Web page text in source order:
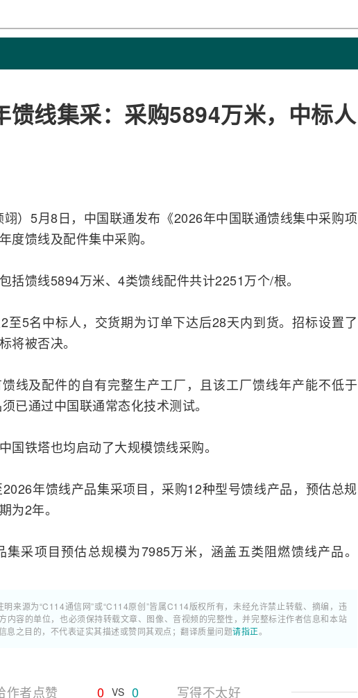
馈线集采：采购5894万米，中标人
）5月8日， 中国联通发布《2026年中国联通馈线集中采购项
度馈线及配件集中采购。
括馈线5894万米、4类馈线配件共计2251万个/根。
至5名中标人，交货期为订单下达后28天内到货。招标设置了
将被否决。
线及配件的自有完整生产工厂，且该工厂馈线年产能不低于
已通过中国联通常态化技术测试。
中国铁塔也均启动了大规模馈线采购。
年馈线产品集采项目，采购12种型号馈线产品，预估总规
为2年。
采项目预估总规模为7985万米，涵盖五类阻燃馈线产品。
来源为“C114通信网”或“C114原创”皆属C114版权所有，未经允许禁止转载、摘编，违
内容的单位，也必须保持转载文章、图像、音视频的完整性，并完整标注作者信息和本站
息之目的，不代表证实其描述或赞同其观点；翻译质量问题请指正。
作者点赞 0 VS 0 写得不太好